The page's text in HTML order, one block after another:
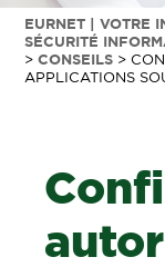
EURNET | VOTRE
SÉCURITÉ
>CONSEILS >
APPLICATIONS